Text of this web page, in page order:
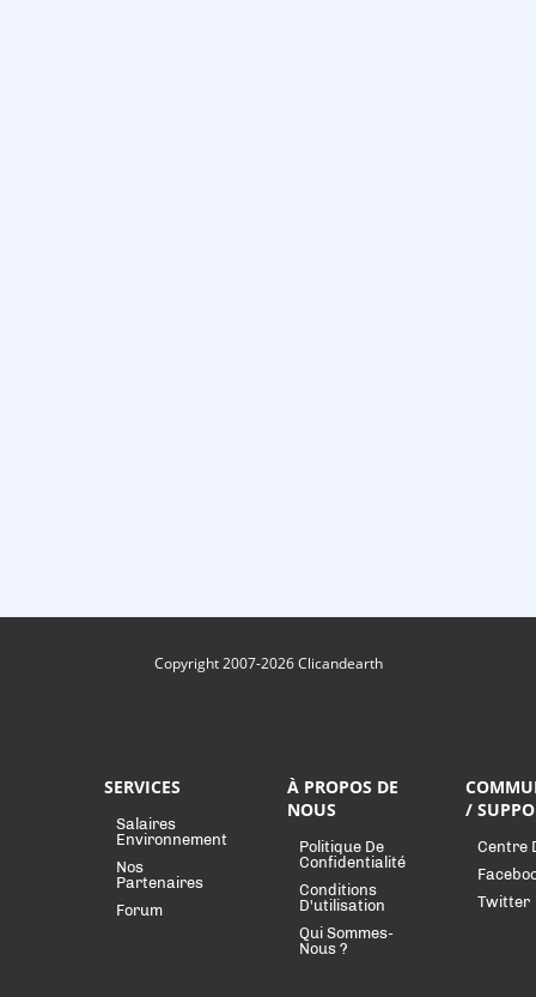
Copyright 2007-2026 Clicandearth
SERVICES
Salaires
Environnement
Nos
Partenaires
Forum
À PROPOS DE
NOUS
Politique De
Confidentialité
Conditions
D'utilisation
Qui Sommes-
Nous ?
/
Centre
Twitter